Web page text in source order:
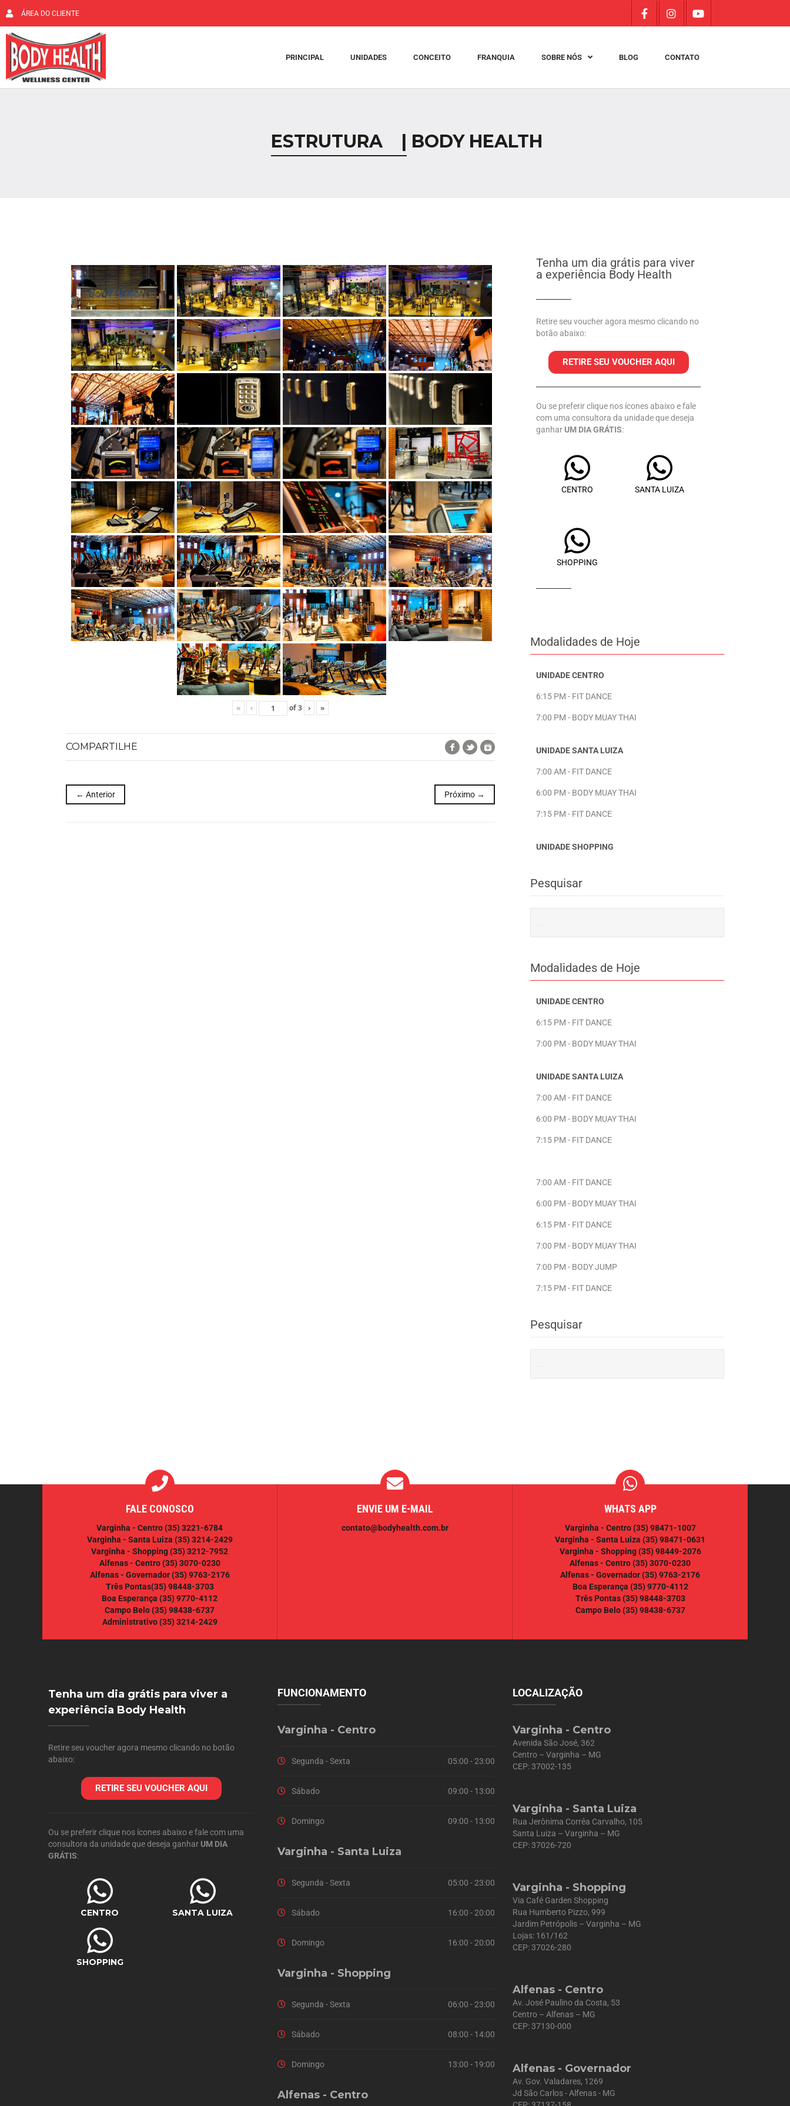
ÁREA DO CLIENTE
PRINCIPAL UNIDADES CONCEITO FRANQUIA SOBRE NÓS BLOG CONTATO
ESTRUTURA | BODY HEALTH
« ‹ of3 › »
COMPARTILHE Facebook
Twitter
← Anterior Próximo →
Tenha um dia grátis para viver
a experiência Body Health
Retire seu voucher agora mesmo clicando no
botão abaixo:
RETIRE SEU VOUCHER AQUI
Ou se preferir clique nos ícones abaixo e fale
com uma consultora da unidade que deseja
ganharUM DIA GRÁTIS:
CENTRO SANTA LUIZA
SHOPPING
Modalidades de Hoje
UNIDADE CENTRO
6:15 PM - FIT DANCE
7:00 PM - BODY MUAY THAI
UNIDADE SANTA LUIZA
7:00 AM - FIT DANCE
6:00 PM - BODY MUAY THAI
7:15 PM - FIT DANCE
UNIDADE SHOPPING
Pesquisar
Modalidades de Hoje
UNIDADE CENTRO
6:15 PM - FIT DANCE
7:00 PM - BODY MUAY THAI
UNIDADE SANTA LUIZA
7:00 AM - FIT DANCE
6:00 PM - BODY MUAY THAI
7:15 PM - FIT DANCE
7:00 AM - FIT DANCE
6:00 PM - BODY MUAY THAI
6:15 PM - FIT DANCE
7:00 PM - BODY MUAY THAI
7:00 PM - BODY JUMP
7:15 PM - FIT DANCE
Pesquisar
FALE CONOSCO
Varginha - Centro(35) 3221-6784
Varginha - Santa Luiza (35) 3214-2429
Varginha - Shopping(35) 3212-7952
Alfenas - Centro(35) 3070-0230
Alfenas - Governador(35) 9763-2176
Três Pontas(35) 98448-3703
Boa Esperança (35) 9770-4112
Campo Belo(35) 98438-6737
Administrativo(35) 3214-2429
ENVIE UM E-MAIL
contato@bodyhealth.com.br
WHATS APP
Varginha - Centro(35) 98471-1007
Varginha - Santa Luiza (35) 98471-0631
Varginha - Shopping(35) 98449-2076
Alfenas - Centro(35) 3070-0230
Alfenas - Governador(35) 9763-2176
Boa Esperança (35) 9770-4112
Três Pontas(35) 98448-3703
Campo Belo(35) 98438-6737
Tenha um dia grátis para viver a
experiência Body Health
Retire seu voucher agora mesmo clicando no botão
abaixo:
RETIRE SEU VOUCHER AQUI
Ou se preferir clique nos ícones abaixo e fale com uma
consultora da unidade que deseja ganhar UM DIA
GRÁTIS:
CENTRO SANTA LUIZA
SHOPPING
FUNCIONAMENTO
Varginha - Centro
Segunda - Sexta 05:00 - 23:00
Sábado 09:00 - 13:00
Domingo 09:00 - 13:00
Varginha - Santa Luiza
Segunda - Sexta 05:00 - 23:00
Sábado 16:00 - 20:00
Domingo 16:00 - 20:00
Varginha - Shopping
Segunda - Sexta 06:00 - 23:00
Sábado 08:00 - 14:00
Domingo 13:00 - 19:00
Alfenas - Centro
LOCALIZAÇÃO
Varginha - Centro
Avenida São José, 362
Centro – Varginha – MG
CEP: 37002-135
Varginha - Santa Luiza
Rua Jerônima Corrêa Carvalho, 105
Santa Luiza – Varginha – MG
CEP: 37026-720
Varginha - Shopping
Via Café Garden Shopping
Rua Humberto Pizzo, 999
Jardim Petrópolis – Varginha – MG
Lojas: 161/162
CEP: 37026-280
Alfenas - Centro
Av. José Paulino da Costa, 53
Centro – Alfenas – MG
CEP: 37130-000
Alfenas - Governador
Av. Gov. Valadares, 1269
Jd São Carlos - Alfenas - MG